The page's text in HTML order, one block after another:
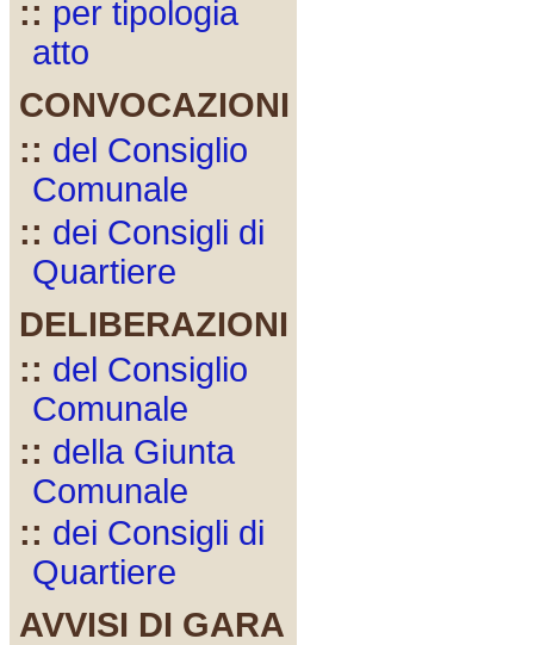
:: per tipologia
atto
CONVOCAZIONI
:: del Consiglio
Comunale
:: dei Consigli di
Quartiere
DELIBERAZIONI
:: del Consiglio
Comunale
:: della Giunta
Comunale
:: dei Consigli di
Quartiere
AVVISI DI GARA